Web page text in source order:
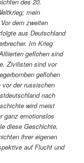
des 20.
mein
dem zweiten
aus Deutschland
Im Krieg
geflohen sind
Zivilisten sind vor
geflohen
vor der russischen
nach
wird meist
ganz emotionslos
diese Geschichte,
ihrer eigenen
auf Flucht und